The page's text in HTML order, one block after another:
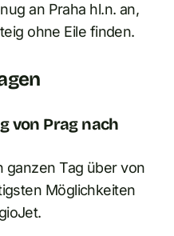
an Praha hl.n. an,
ohne Eile finden.
von Prag nach
ganzen Tag über von
Möglichkeiten